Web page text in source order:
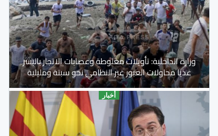
وزارة الداخلية: تأويلات مغلوطة وعصابات الاتجار بالبشر
غذيا محاولات العبور غير النظامي نحو سبتة ومليلية
أخبار